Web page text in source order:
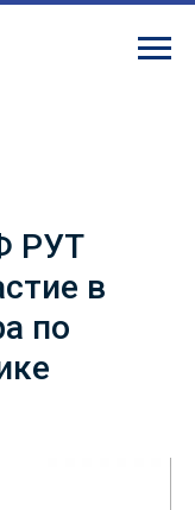
РУТ
в
по